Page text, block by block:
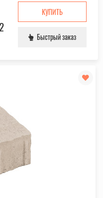
КУПИТЬ
Быстрый заказ